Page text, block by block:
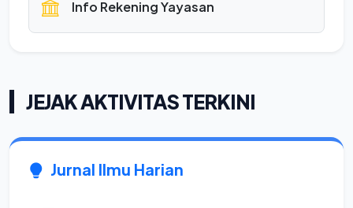
Info Rekening Yayasan
JEJAK AKTIVITAS TERKINI
Jurnal Ilmu Harian